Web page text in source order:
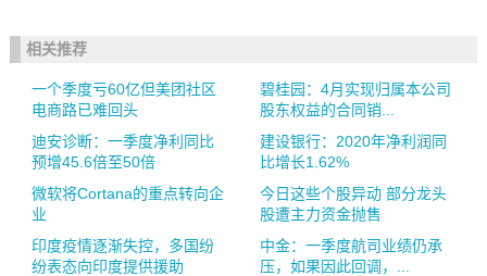
相关推荐
一个季度亏60亿但美团社区
电商路已难回头
碧桂园：4月实现归属本公司
股东权益的合同销...
迪安诊断：一季度净利同比
预增45.6倍至50倍
建设银行：2020年净利润同
比增长1.62%
微软将Cortana的重点转向企
业
今日这些个股异动 部分龙头
股遭主力资金抛售
印度疫情逐渐失控，多国纷
纷表态向印度提供援助
中金：一季度航司业绩仍承
压，如果因此回调，...